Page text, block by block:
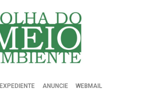
Folha do Meio Ambiente
EXPEDIENTE ANUNCIE WEBMAIL